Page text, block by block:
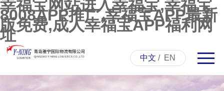
幸福宝网站进入幸福宝,幸福宝
8008APP推广,幸福宝APP最新
版免费,成人幸福宝APP福利网
址
中文 / EN